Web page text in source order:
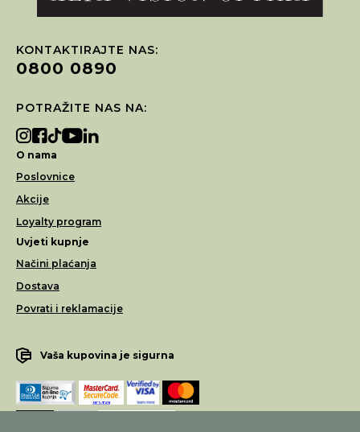
KONTAKTIRAJTE NAS:
0800 0890
POTRAŽITE NAS NA:
O nama
Poslovnice
Akcije
Loyalty program
Uvjeti kupnje
Načini plaćanja
Dostava
Povrati i reklamacije
Vaša kupovina je sigurna